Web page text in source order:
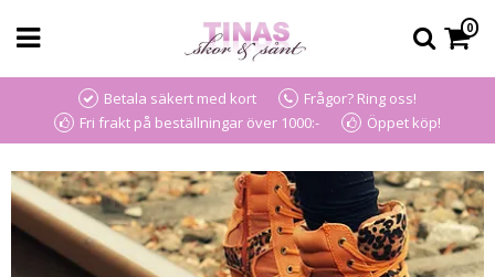
0
Betala säkert med kort
Frågor? Ring oss!
Fri frakt på beställningar över 1000:-
Öppet köp!